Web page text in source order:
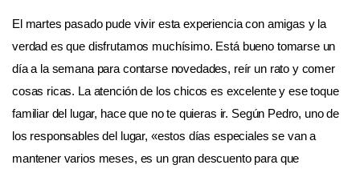
El martes pasado pude vivir esta experiencia con amigas y la
verdad es que disfrutamos muchísimo. Está bueno tomarse un
día a la semana para contarse novedades, reír un rato y comer
cosas ricas. La atención de los chicos es excelente y ese toque
familiar del lugar, hace que no te quieras ir. Según Pedro, uno de
los responsables del lugar, «estos días especiales se van a
mantener varios meses, es un gran descuento para que